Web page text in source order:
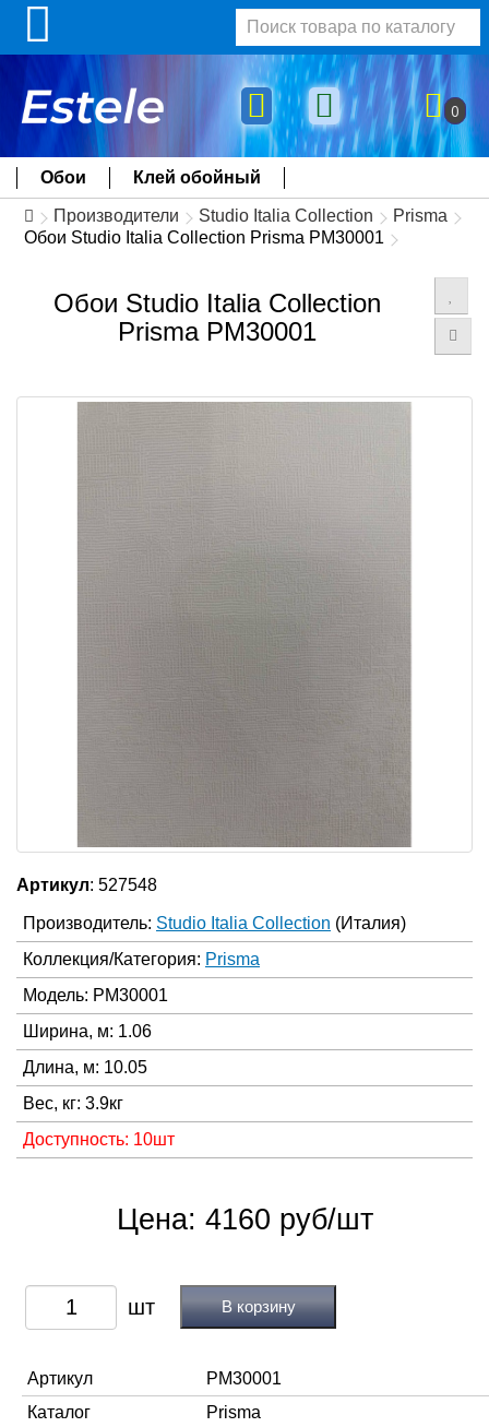
0
Обои Клей обойный
Производители Studio Italia Collection
Prisma
Обои Studio Italia Collection Prisma PM30001
Обои Studio Italia Collection
Prisma PM30001
Артикул: 527548
Производитель: Studio Italia Collection (Италия)
Коллекция/Категория: Prisma
Модель: PM30001
Ширина, м: 1.06
Длина, м: 10.05
Вес, кг: 3.9кг
Доступность: 10шт
Цена: 4160 руб/шт
В корзину
Артикул
PM30001
Каталог
Prisma